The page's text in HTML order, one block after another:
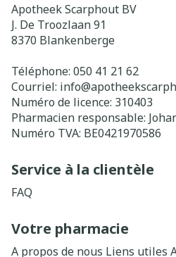
Apotheek Scarphout BV
J. De Troozlaan 91
8370 Blankenberge
Téléphone: 050 41 21 62
Courriel: info@
Numéro de licence: 310403
Pharmacien responsable:
Numéro TVA: BE0421970586
Service à la clientèle
FAQ
Votre pharmacie
A propos de nous Liens utiles